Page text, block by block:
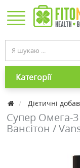
Категорії
Дієтичні
Супер Омега-
Вансітон /